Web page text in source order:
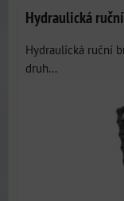
Hydraulická
Hydraulická ruční
druh...